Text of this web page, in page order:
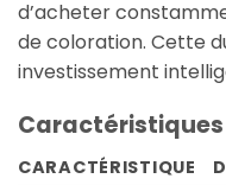
d’acheter
de coloration. Cette
investissement
CARACTÉRISTIQUE